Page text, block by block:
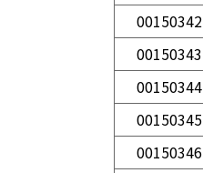
00150342
00150343
00150344
00150345
00150346